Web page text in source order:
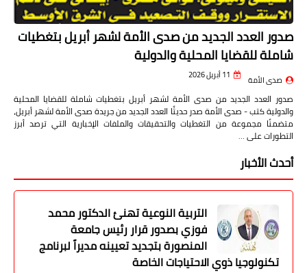
صدور العدد الجديد من صدى الأمة لشهر أبريل بتغطيات
شاملة للقضايا المحلية والدولية
صدى الأمة 11 أبريل 2026
صدور العدد الجديد من صدى الأمة لشهر أبريل بتغطيات شاملة للقضايا المحلية
والدولية كتب - صدى الأمة صدر حديثًا العدد الجديد من جريدة صدى الأمة لشهر أبريل،
متضمنًا مجموعة من التغطيات والتحقيقات والملفات الإخبارية التي ترصد أبرز
التطورات على …
أحدث الأخبار
التربية النوعية تهنئ الدكتور محمد
فوزي بصدور قرار رئيس جامعة
المنصورة بتجديد تعيينه مديراً لبرنامج
تكنولوجيا ذوي الاحتياجات الخاصة